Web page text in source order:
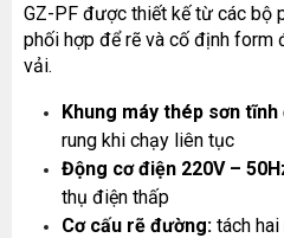
GZ-PF được thiết kế từ các bộ
phối hợp để rẽ và cố định form
vải.
Khung máy thép sơn tĩnh
rung khi chạy liên tục
Động cơ điện 220V –
thụ điện thấp
Cơ cấu rẽ đường: tách